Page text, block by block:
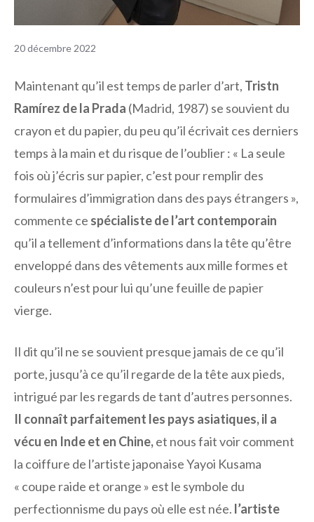
20 décembre 2022
Maintenant qu’il est temps de parler d’art, Tristn
Ramírez de la Prada (Madrid, 1987) se souvient du
crayon et du papier, du peu qu’il écrivait ces derniers
temps à la main et du risque de l’oublier : « La seule
fois où j’écris sur papier, c’est pour remplir des
formulaires d’immigration dans des pays étrangers »,
commente ce spécialiste de l’art contemporain
qu’il a tellement d’informations dans la tête qu’être
enveloppé dans des vêtements aux mille formes et
couleurs n’est pour lui qu’une feuille de papier
vierge.
Il dit qu’il ne se souvient presque jamais de ce qu’il
porte, jusqu’à ce qu’il regarde de la tête aux pieds,
intrigué par les regards de tant d’autres personnes.
Il connaît parfaitement les pays asiatiques, il a
vécu en Inde et en Chine,et nous fait voir comment
la coiffure de l’artiste japonaise Yayoi Kusama
« coupe raide et orange » est le symbole du
perfectionnisme du pays où elle est née. l’artiste